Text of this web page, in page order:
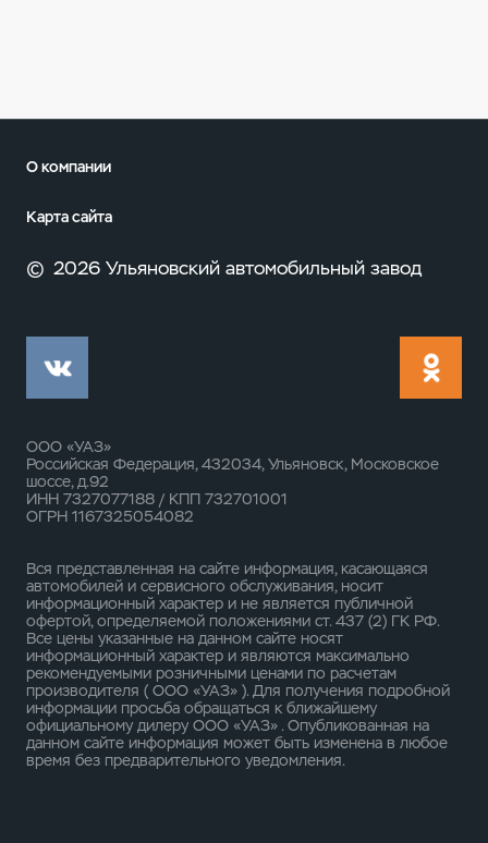
О компании
Карта сайта
© 2026 Ульяновский автомобильный завод
ООО «УАЗ»
Российская Федерация, 432034, Ульяновск, Московское
шоссе, д.92
ИНН 7327077188 / КПП 732701001
ОГРН 1167325054082
Вся представленная на сайте информация, касающаяся
автомобилей и сервисного обслуживания, носит
информационный характер и не является публичной
офертой, определяемой положениями ст. 437 (2) ГК РФ.
Все цены указанные на данном сайте носят
информационный характер и являются максимально
рекомендуемыми розничными ценами по расчетам
производителя ( ООО «УАЗ» ). Для получения подробной
информации просьба обращаться к ближайшему
официальному дилеру ООО «УАЗ» . Опубликованная на
данном сайте информация может быть изменена в любое
время без предварительного уведомления.